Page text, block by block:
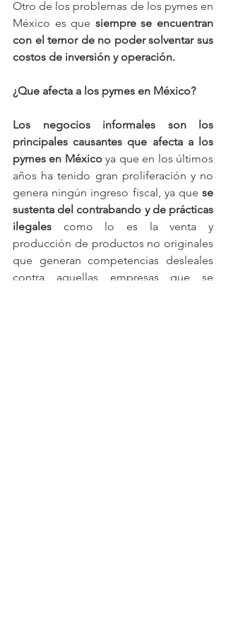
Otro de los problemas de los pymes en
México es que siempre se encuentran
con el temor de no poder solventar sus
costos de inversión y operación.
¿Que afecta a los pymes en México?
Los negocios informales son los
principales causantes que afecta a los
pymes en México ya que en los últimos
años ha tenido gran proliferación y no
genera ningún ingreso fiscal, ya que se
sustenta del contrabando y de prácticas
ilegales como lo es la venta y
producción de productos no originales
que generan competencias desleales
contra aquellas empresas que se